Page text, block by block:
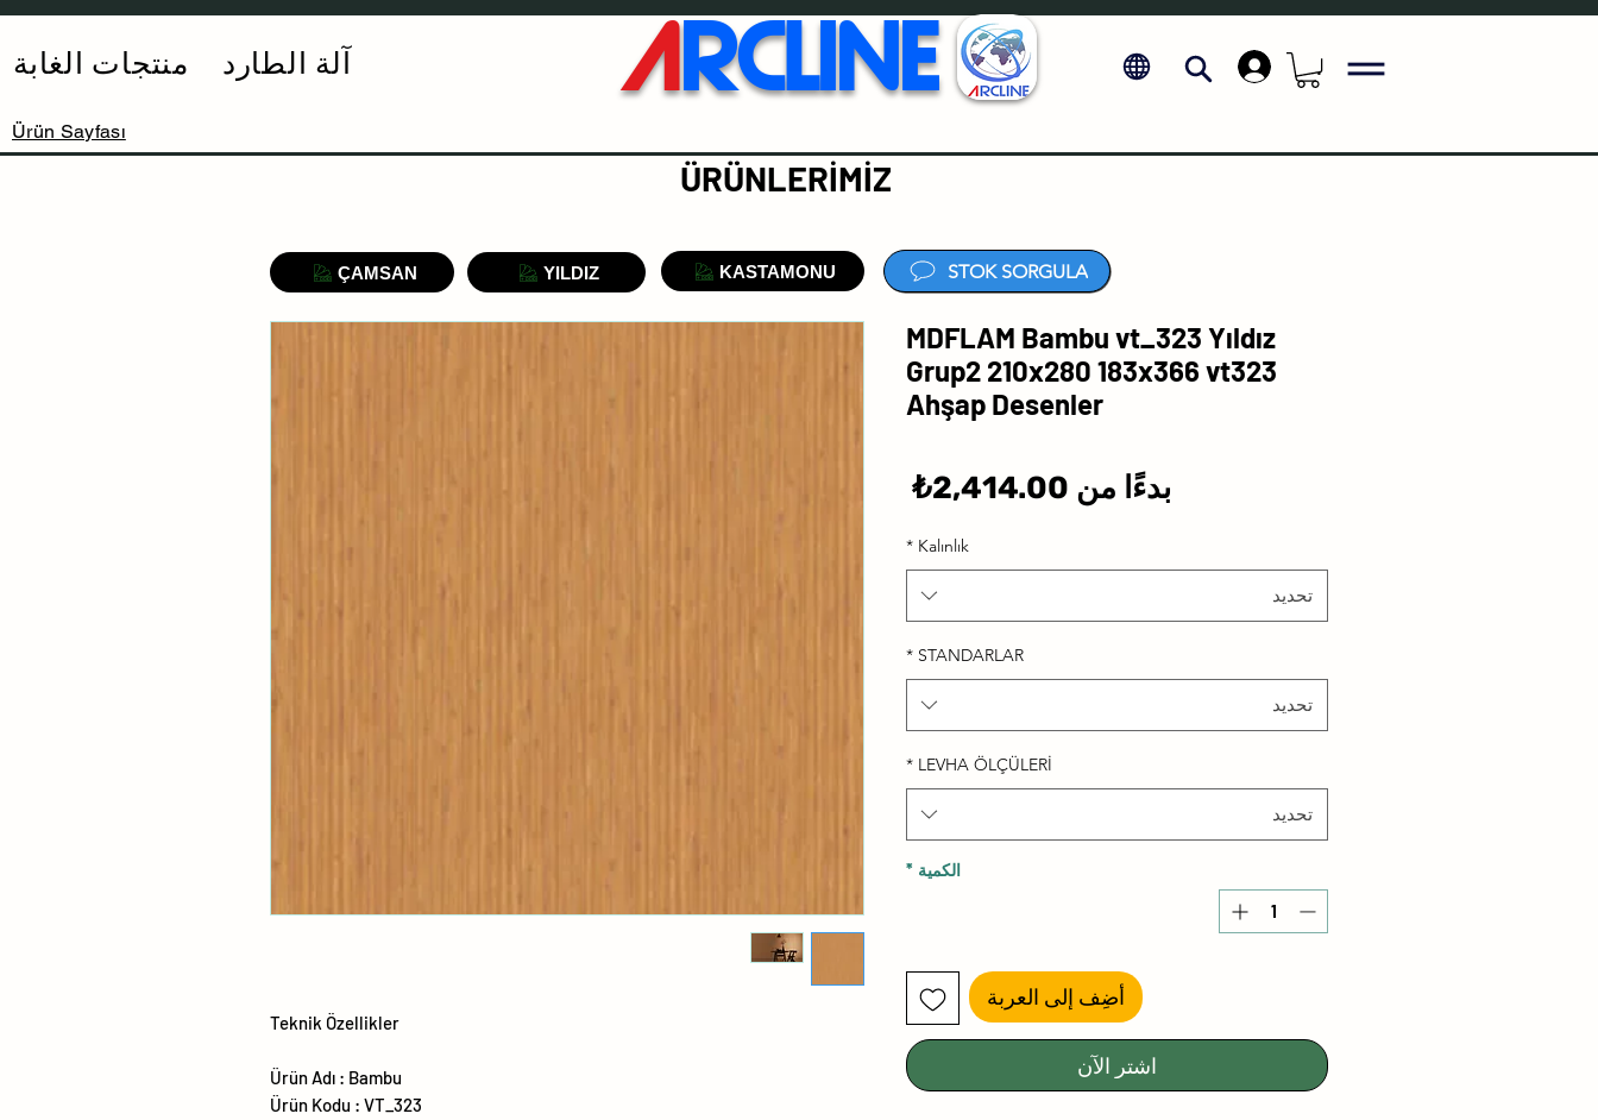
منتجات الغابة آلة الطارد ARCLINE .
Ürün Sayfası
Teknik Özellikler
Ürün Adı : Bambu
Ürün Kodu : VT_323
MDFLAM Bambu vt_323 Yıldız
Grup2 210x280 183x366 vt323
Ahşap Desenler
بدءًا من 2,414.00₺ سعر
Kalınlık
*
تحديد
STANDARLAR
*
تحديد
LEVHA ÖLÇÜLERİ
*
تحديد
الكمية *
أضِف إلى العربة
اشترِ الآن
ÇAMSAN YILDIZ KASTAMONU
ÜRÜNLERİMİZ
STOK SORGULA